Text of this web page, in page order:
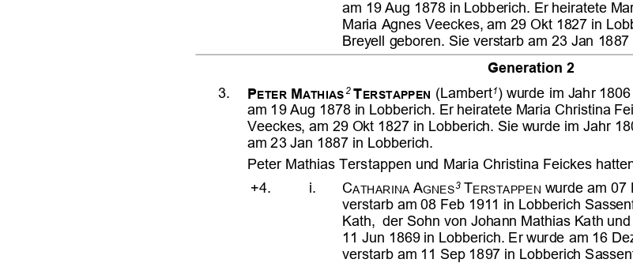

        

      